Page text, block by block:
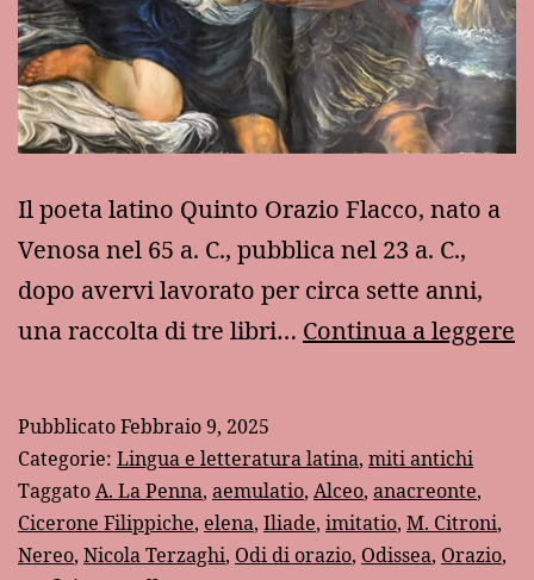
Il poeta latino Quinto Orazio Flacco, nato a
Venosa nel 65 a. C., pubblica nel 23 a. C.,
dopo avervi lavorato per circa sette anni,
una raccolta di tre libri… Continua a leggere
PubblicatoFebbraio 9, 2025
Categorie: Lingua e letteratura latina, miti antichi
TaggatoA. La Penna, aemulatio, Alceo, anacreonte,
Cicerone Filippiche, elena, Iliade, imitatio, M. Citroni,
Nereo, Nicola Terzaghi, Odi di orazio, Odissea, Orazio,